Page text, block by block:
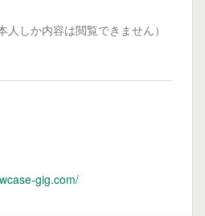
人しか内容は閲覧できません）
gig.com/